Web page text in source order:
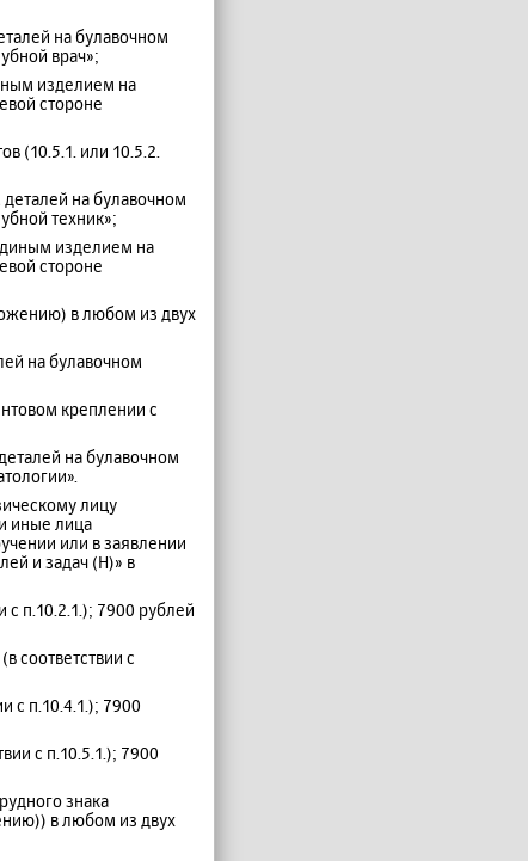
на булавочном
врач»;
изделием на
стороне
(10.5.1. или 10.5.2.
на булавочном
техник»;
изделием на
стороне
в любом из двух
на булавочном
креплении с
на булавочном
лицу
иные лица
или в заявлении
и задач (Н)» в
с п.10.2.1.); 7900 рублей
соответствии с
с п.10.4.1.); 7900
с п.10.5.1.); 7900
знака
в любом из двух